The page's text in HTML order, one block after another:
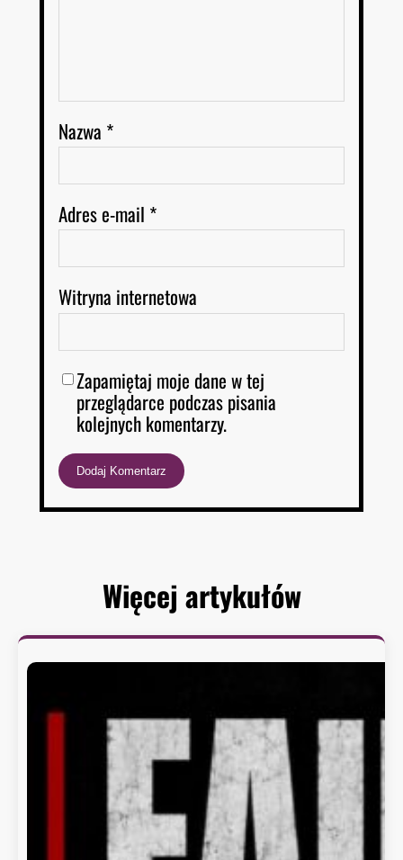
Nazwa *
Adres e-mail *
Witryna internetowa
Zapamiętaj moje dane w tej
przeglądarce podczas pisania
kolejnych komentarzy.
Więcej artykułów